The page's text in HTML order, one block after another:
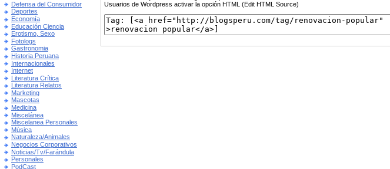
Defensa del Consumidor
Deportes
Economía
Educación Ciencia
Erotismo, Sexo
Fotologs
Gastronomia
Historia Peruana
Internacionales
Internet
Literatura Crítica
Literatura Relatos
Marketing
Mascotas
Medicina
Miscelánea
Miscelanea Personales
Música
Naturaleza/Animales
Negocios Corporativos
Noticias/Tv/Farándula
Personales
PodCast
Usuarios de Wordpress activar la opción HTML (Edit HTML Source)